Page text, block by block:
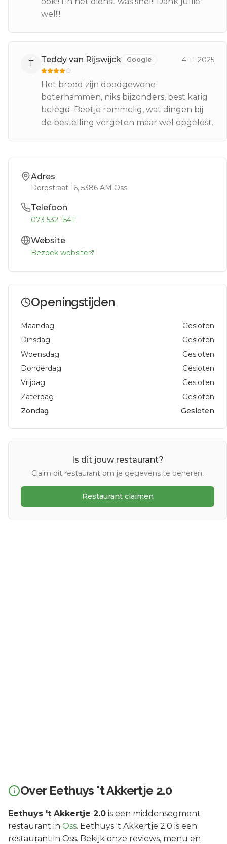
wel!!!
T Teddy van Rijswijck Google 4-11-2025
Het brood zijn doodgewone
boterhammen, niks bijzonders, best karig
belegd. Beetje rommelig, wat dingen bij
de bestelling vergeten maar wel opgelost.
Adres
Dorpstraat 16, 5386 AM Oss
Telefoon
073 532 1541
Website
Bezoek website
Openingstijden
Maandag
Gesloten
Dinsdag
Gesloten
Woensdag
Gesloten
Donderdag
Gesloten
Vrijdag
Gesloten
Zaterdag
Gesloten
Zondag
Gesloten
Is dit jouw restaurant?
Claim dit restaurant om je gegevens te beheren.
Restaurant claimen
Over Eethuys 't Akkertje 2.0
Eethuys 't Akkertje 2.0 is een middensegment
restaurant in Oss. Eethuys 't Akkertje 2.0 is een
restaurant in Oss. Bekijk onze reviews, menu en